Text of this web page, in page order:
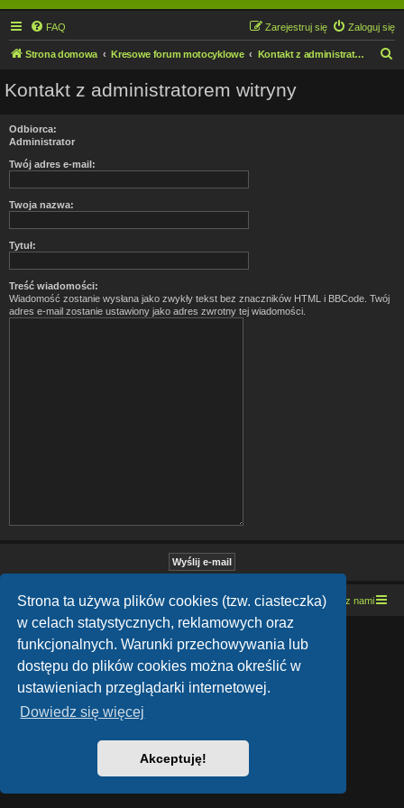
Strona ta używa plików cookies (tzw. ciasteczka)
w celach statystycznych, reklamowych oraz
funkcjonalnych. Warunki przechowywania lub
dostępu do plików cookies można określić w
ustawieniach przeglądarki internetowej.
Dowiedz się więcej
Akceptuję!
FAQ Zaloguj się
Zarejestruj się
Strona domowa Kresowe forum motocyklowe Kontakt z administratorem witryny
Kontakt z administratorem witryny
Odbiorca:
Administrator
Twój adres e-mail:
Twoja nazwa:
Tytuł:
Treść wiadomości:
Wiadomość zostanie wysłana jako zwykły tekst bez znaczników HTML i BBCode. Twój
adres e-mail zostanie ustawiony jako adres zwrotny tej wiadomości.
Strona domowa Kresowe forum motocyklowe Kontakt z nami
Lucid Lime style created by Melvin García
Co-Author:MannixMD
Style Version: 1.1.9
Technologię dostarczaphpBB ® Forum Software © phpBB Limited
Polski pakiet językowy dostarczaphpBB.pl
Zasady ochrony danych osobowych